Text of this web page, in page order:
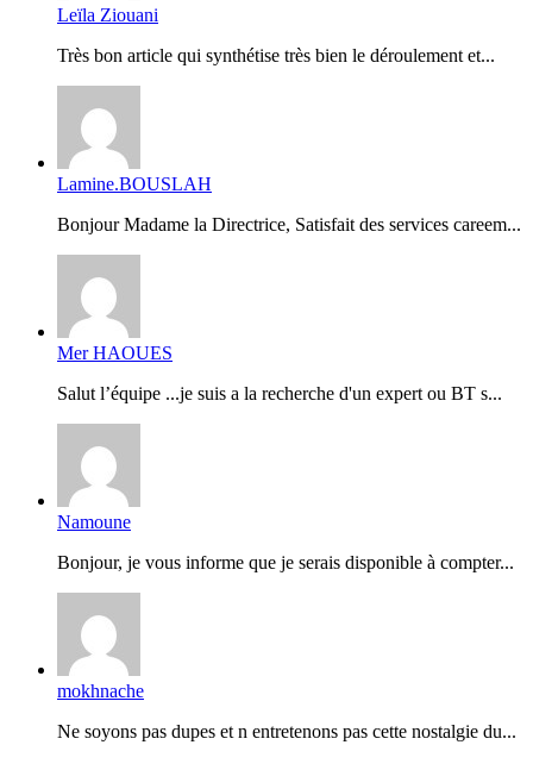
Leïla Ziouani
Très bon article qui synthétise très bien le déroulement et...
Lamine.BOUSLAH
Bonjour Madame la Directrice, Satisfait des services careem...
Mer HAOUES
Salut l’équipe ...je suis a la recherche d'un expert ou BT s...
Namoune
Bonjour, je vous informe que je serais disponible à compter...
mokhnache
Ne soyons pas dupes et n entretenons pas cette nostalgie du...